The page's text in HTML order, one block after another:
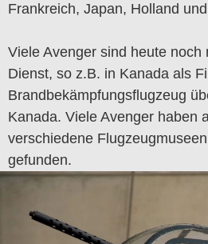
Frankreich, Japan, Holland
Viele Avenger sind heute noch
Dienst, so z.B. in Kanada als
Brandbekämpfungsflugzeug
Kanada. Viele Avenger haben
verschiedene
gefunden.